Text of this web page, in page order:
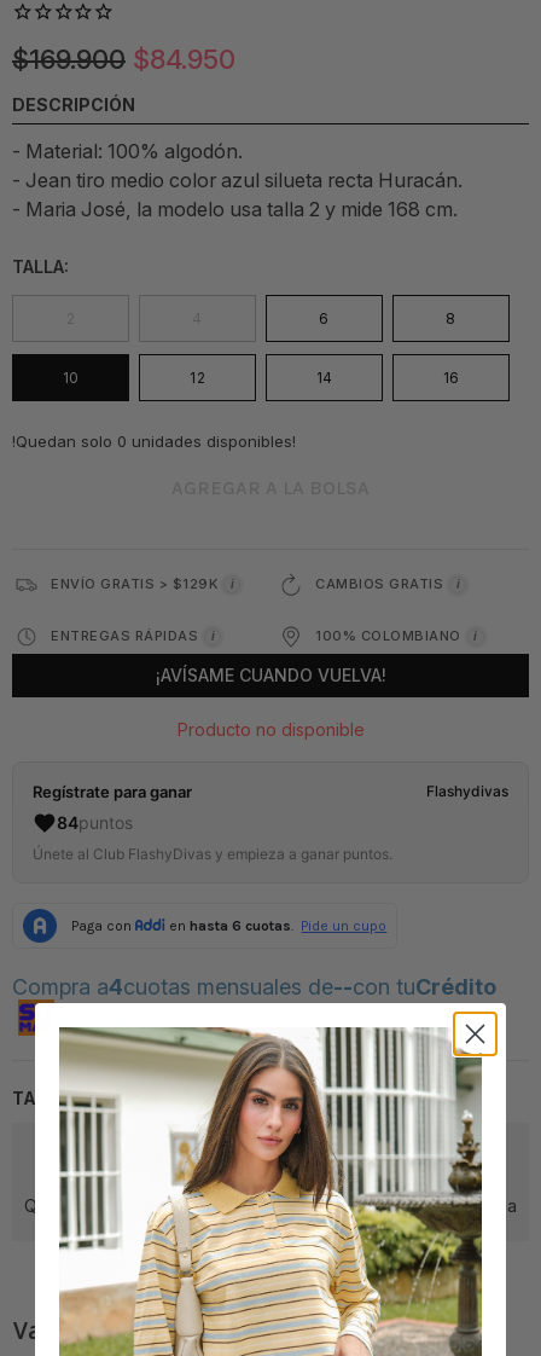
$169.900 $84.950
DESCRIPCIÓN
- Material: 100% algodón.
- Jean tiro medio color azul silueta recta Huracán.
- Maria José, la modelo usa talla 2 y mide 168 cm.
TALLA:
2 4 6 8
10 12 14 16
!Quedan solo 0 unidades disponibles!
ENVÍO GRATIS > $129K i CAMBIOS GRATIS i
ENTREGAS RÁPIDAS i 100% COLOMBIANO i
¡AVÍSAME CUANDO VUELVA!
Producto no disponible
Regístrate para ganar Flashydivas
84puntos
Únete al Club FlashyDivas y empieza a ganar puntos.
Compra a4cuotas mensuales de--con tuCrédito
TALLA Y FIT
¿Cómo viene la prenda?
Queda ajustada Literal la talla Queda amplia
Valoración de los clientes